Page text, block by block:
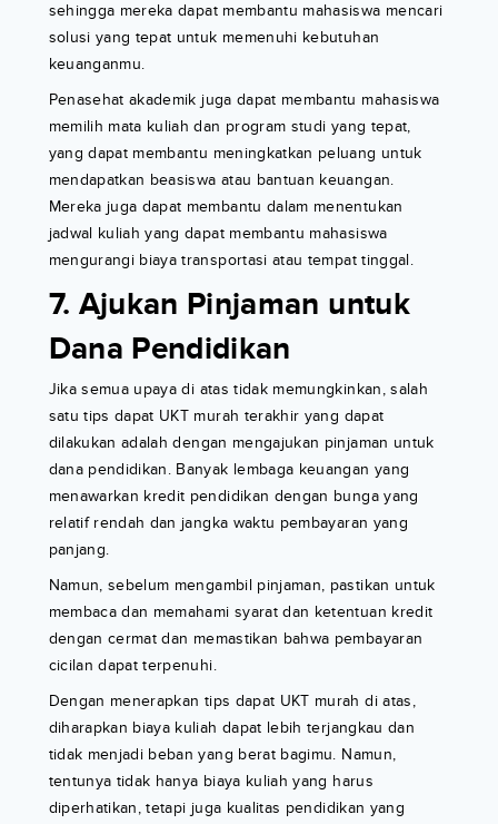
sehingga mereka dapat membantu mahasiswa mencari
solusi yang tepat untuk memenuhi kebutuhan
keuanganmu.
Penasehat akademik juga dapat membantu mahasiswa
memilih mata kuliah dan program studi yang tepat,
yang dapat membantu meningkatkan peluang untuk
mendapatkan beasiswa atau bantuan keuangan.
Mereka juga dapat membantu dalam menentukan
jadwal kuliah yang dapat membantu mahasiswa
mengurangi biaya transportasi atau tempat tinggal.
7. Ajukan Pinjaman untuk
Dana Pendidikan
Jika semua upaya di atas tidak memungkinkan, salah
satu tips dapat UKT murah terakhir yang dapat
dilakukan adalah dengan mengajukan pinjaman untuk
dana pendidikan. Banyak lembaga keuangan yang
menawarkan kredit pendidikan dengan bunga yang
relatif rendah dan jangka waktu pembayaran yang
panjang.
Namun, sebelum mengambil pinjaman, pastikan untuk
membaca dan memahami syarat dan ketentuan kredit
dengan cermat dan memastikan bahwa pembayaran
cicilan dapat terpenuhi.
Dengan menerapkan tips dapat UKT murah di atas,
diharapkan biaya kuliah dapat lebih terjangkau dan
tidak menjadi beban yang berat bagimu. Namun,
tentunya tidak hanya biaya kuliah yang harus
diperhatikan, tetapi juga kualitas pendidikan yang